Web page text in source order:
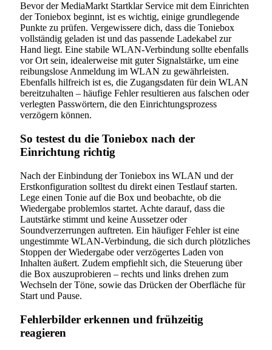
Bevor der MediaMarkt Startklar Service mit dem Einrichten
der Toniebox beginnt, ist es wichtig, einige grundlegende
Punkte zu prüfen. Vergewissere dich, dass die Toniebox
vollständig geladen ist und das passende Ladekabel zur
Hand liegt. Eine stabile WLAN-Verbindung sollte ebenfalls
vor Ort sein, idealerweise mit guter Signalstärke, um eine
reibungslose Anmeldung im WLAN zu gewährleisten.
Ebenfalls hilfreich ist es, die Zugangsdaten für dein WLAN
bereitzuhalten – häufige Fehler resultieren aus falschen oder
verlegten Passwörtern, die den Einrichtungsprozess
verzögern können.
So testest du die Toniebox nach der
Einrichtung richtig
Nach der Einbindung der Toniebox ins WLAN und der
Erstkonfiguration solltest du direkt einen Testlauf starten.
Lege einen Tonie auf die Box und beobachte, ob die
Wiedergabe problemlos startet. Achte darauf, dass die
Lautstärke stimmt und keine Aussetzer oder
Soundverzerrungen auftreten. Ein häufiger Fehler ist eine
ungestimmte WLAN-Verbindung, die sich durch plötzliches
Stoppen der Wiedergabe oder verzögertes Laden von
Inhalten äußert. Zudem empfiehlt sich, die Steuerung über
die Box auszuprobieren – rechts und links drehen zum
Wechseln der Töne, sowie das Drücken der Oberfläche für
Start und Pause.
Fehlerbilder erkennen und frühzeitig
reagieren